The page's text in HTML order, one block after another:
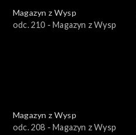
Magazyn z Wysp
odc. 210 - Magazyn z Wysp
Magazyn z Wysp
odc. 208 - Magazyn z Wysp